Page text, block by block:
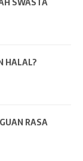
HALAL?
RASA